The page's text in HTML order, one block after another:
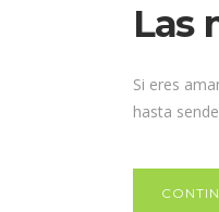
Las
Si eres
hasta